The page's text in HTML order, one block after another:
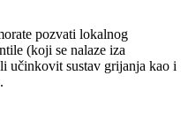
pozvati lokalnog
(koji se nalaze iza
učinkovit sustav grijanja kao i